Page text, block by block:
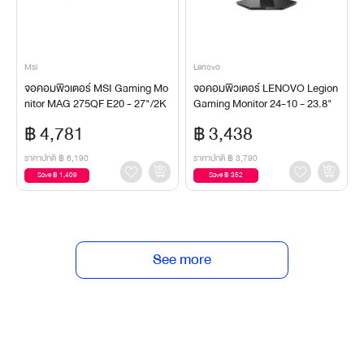
Msi
จอคอมพิวเตอร์ MSI Gaming Mo
nitor MAG 275QF E20 - 27"/2K
฿ 4,781
ราคาปกติ ฿ 6,190
Save ฿ 1,409
Lenovo
จอคอมพิวเตอร์ LENOVO Legion
Gaming Monitor 24-10 - 23.8"
฿ 3,438
ราคาปกติ ฿ 3,790
Save ฿ 352
See more